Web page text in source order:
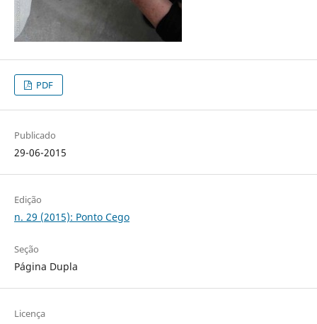
PDF
Publicado
29-06-2015
Edição
n. 29 (2015): Ponto Cego
Seção
Página Dupla
Licença